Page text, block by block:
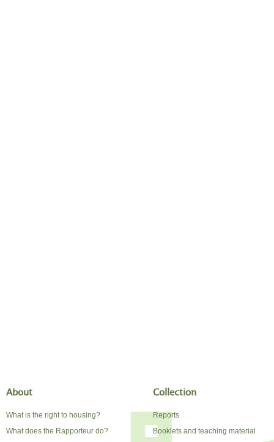
About
What is the right to housing?
What does the Rapporteur do?
Collection
Reports
Booklets and teaching material